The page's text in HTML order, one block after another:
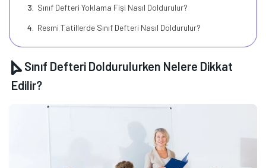
Sınıf Defteri Yoklama Fişi Nasıl Doldurulur?
Resmi Tatillerde Sınıf Defteri Nasıl Doldurulur?
Sınıf Defteri Doldurulurken Nelere Dikkat
Edilir?